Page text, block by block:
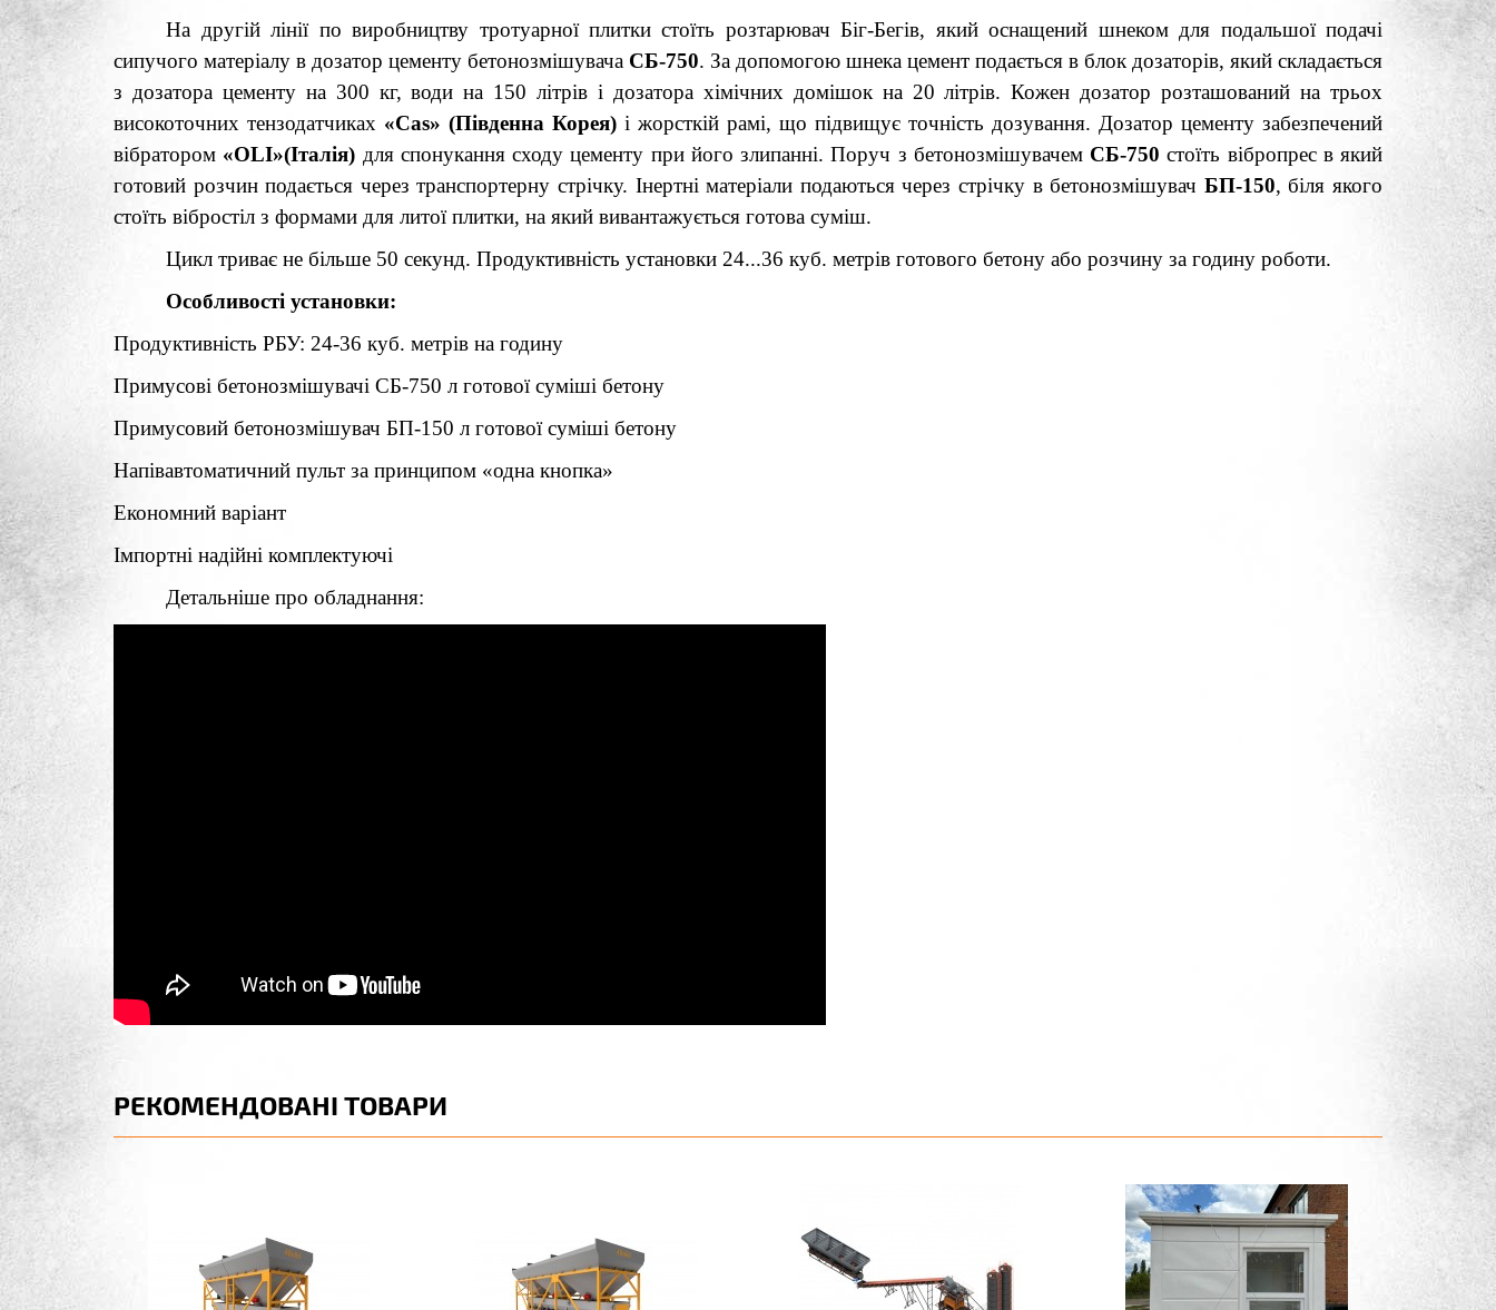
На другій лінії по виробництву тротуарної плитки стоїть розтарювач Біг-Бегів, який оснащений шнеком для подальшої подачі
сипучого матеріалу в дозатор цементу бетонозмішувача СБ-750. За допомогою шнека цемент подається в блок дозаторів, який складається
з дозатора цементу на 300 кг, води на 150 літрів і дозатора хімічних домішок на 20 літрів. Кожен дозатор розташований на трьох
високоточних тензодатчиках «Cas» (Південна Корея) і жорсткій рамі, що підвищує точність дозування. Дозатор цементу забезпечений
вібратором «OLI»(Італія) для спонукання сходу цементу при його злипанні. Поруч з бетонозмішувачем СБ-750стоїть вібропрес в який
готовий розчин подається через транспортерну стрічку. Інертні матеріали подаються через стрічку в бетонозмішувач БП-150, біля якого
стоїть вібростіл з формами для литої плитки, на який вивантажується готова суміш.
Цикл триває не більше 50 секунд. Продуктивність установки 24...36 куб. метрів готового бетону або розчину за годину роботи.
Особливості установки:
Продуктивність РБУ: 24-36 куб. метрів на годину
Примусові бетонозмішувачі СБ-750 л готової суміші бетону
Примусовий бетонозмішувач БП-150 л готової суміші бетону
Напівавтоматичний пульт за принципом «одна кнопка»
Економний варіант
Імпортні надійні комплектуючі
Детальніше про обладнання:
РЕКОМЕНДОВАНІ ТОВАРИ